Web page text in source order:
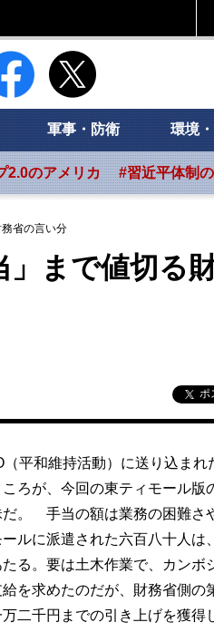
社 Foresight フォーサイト
軍事・防衛 環境
2.0のアメリカ #習近平体制
省の言い分
」まで値切る
ポ
平和維持活動）に送り込まれ
ろが、今回の東ティモール版
。 手当の額は業務の困難さ
ルに派遣された六百八十人は
る。要は土木作業で、カンボ
を求めたのだが、財務省側の
二千円までの引き上げを獲得